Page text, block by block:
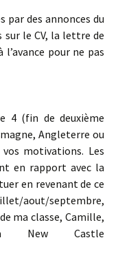
par des annonces du
le CV, la lettre de
pour ne pas
4 (fin de deuxième
Angleterre ou
motivations. Les
en rapport avec la
en revenant de ce
aout/septembre,
ma classe, Camille,
Castle